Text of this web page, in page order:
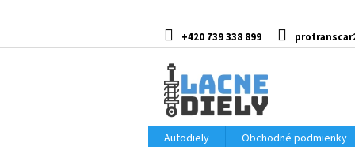
na
+420 739 338 899
Autodiely
Obchodné podmienky